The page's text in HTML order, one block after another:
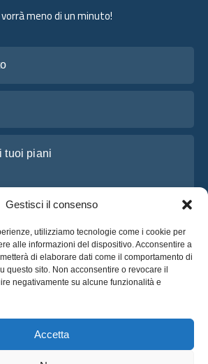
Gestisci il consenso
utilizziamo tecnologie come i cookie per
alle informazioni del dispositivo. Acconsentire a
di elaborare dati come il comportamento di
questo sito. Non acconsentire o revocare il
negativamente su alcune funzionalità e
Accetta
meno di un minuto!
l’Informativa sulla privacydi OsaBus
un preventivo
Richiedi un preventivo